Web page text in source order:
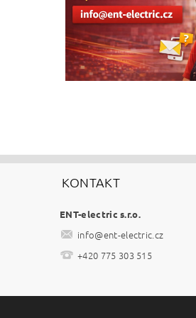
KONTAKT
ENT-electric s.r.o.
info@ent-electric.cz
+420 775 303 515